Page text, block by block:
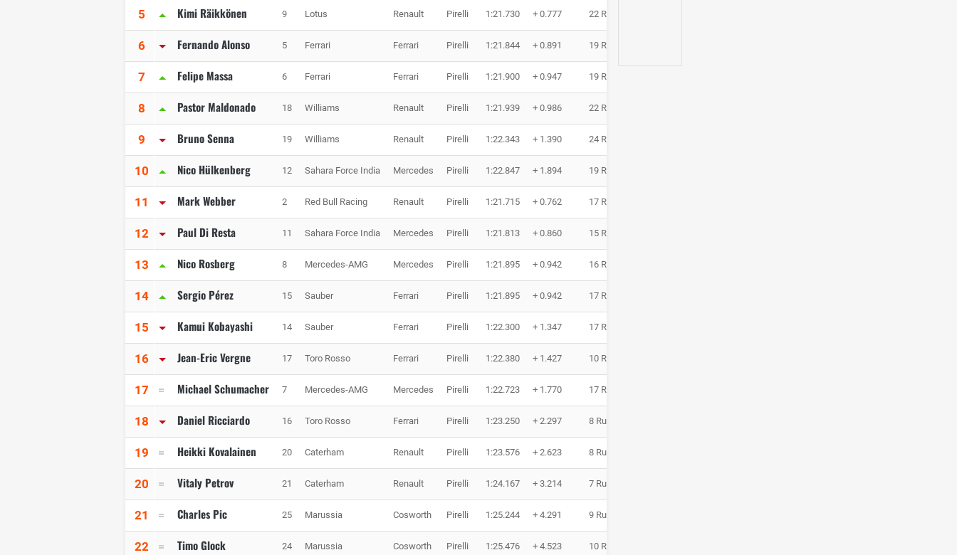
5 Kimi Räikkönen 9 Lotus Renault Pirelli 1:21.730 + 0.777 22 Runden
6 Fernando Alonso 5 Ferrari Ferrari Pirelli 1:21.844 + 0.891 19 Runden
7 Felipe Massa 6 Ferrari Ferrari Pirelli 1:21.900 + 0.947 19 Runden
8 Pastor Maldonado 18 Williams Renault Pirelli 1:21.939 + 0.986 22 Runden
9 Bruno Senna 19 Williams Renault Pirelli 1:22.343 + 1.390 24 Runden
10 Nico Hülkenberg 12 Sahara Force India Mercedes Pirelli 1:22.847 + 1.894 19 Runden
11 Mark Webber 2 Red Bull Racing Renault Pirelli 1:21.715 + 0.762 17 Runden
12 Paul Di Resta 11 Sahara Force India Mercedes Pirelli 1:21.813 + 0.860 15 Runden
13 Nico Rosberg 8 Mercedes-AMG Mercedes Pirelli 1:21.895 + 0.942 16 Runden
14 Sergio Pérez 15 Sauber Ferrari Pirelli 1:21.895 + 0.942 17 Runden
15 Kamui Kobayashi 14 Sauber Ferrari Pirelli 1:22.300 + 1.347 17 Runden
16 Jean-Eric Vergne 17 Toro Rosso Ferrari Pirelli 1:22.380 + 1.427 10 Runden
17 Michael Schumacher 7 Mercedes-AMG Mercedes Pirelli 1:22.723 + 1.770 17 Runden
18 Daniel Ricciardo 16 Toro Rosso Ferrari Pirelli 1:23.250 + 2.297 8 Runden
19 Heikki Kovalainen 20 Caterham Renault Pirelli 1:23.576 + 2.623 8 Runden
20 Vitaly Petrov 21 Caterham Renault Pirelli 1:24.167 + 3.214 7 Runden
21 Charles Pic 25 Marussia Cosworth Pirelli 1:25.244 + 4.291 9 Runden
22 Timo Glock 24 Marussia Cosworth Pirelli 1:25.476 + 4.523 10 Runden